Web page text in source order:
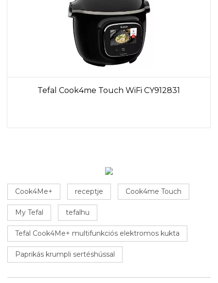
Tefal Cook4me Touch WiFi CY912831
Cook4Me+ receptje Cook4me Touch
My Tefal tefalhu
Tefal Cook4Me+ multifunkciós elektromos kukta
Paprikás krumpli sertéshússal